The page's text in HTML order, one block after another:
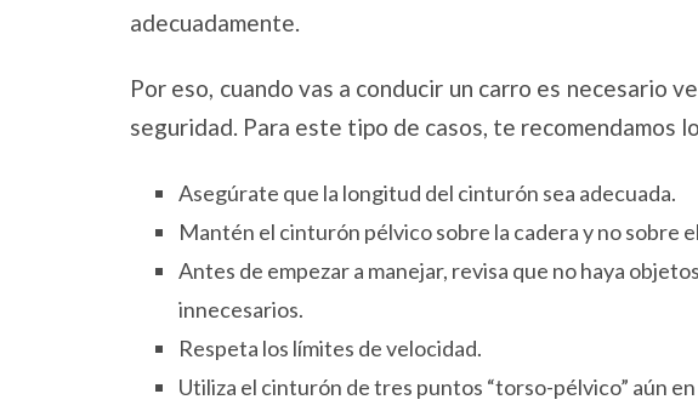
adecuadamente.
Por eso, cuando vas a conducir un carro es necesario
seguridad. Para este tipo de casos, te recomendamos
Asegúrate que la longitud del cinturón sea adecuada.
Mantén el cinturón pélvico sobre la cadera y no sobre
Antes de empezar a manejar, revisa que no haya
innecesarios.
Respeta los límites de velocidad.
Utiliza el cinturón de tres puntos “torso-pélvico” aún